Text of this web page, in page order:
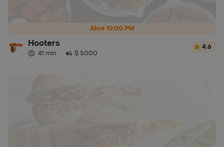
Abre 12:00 PM
Hooters
41 min · $ 5000
4.6